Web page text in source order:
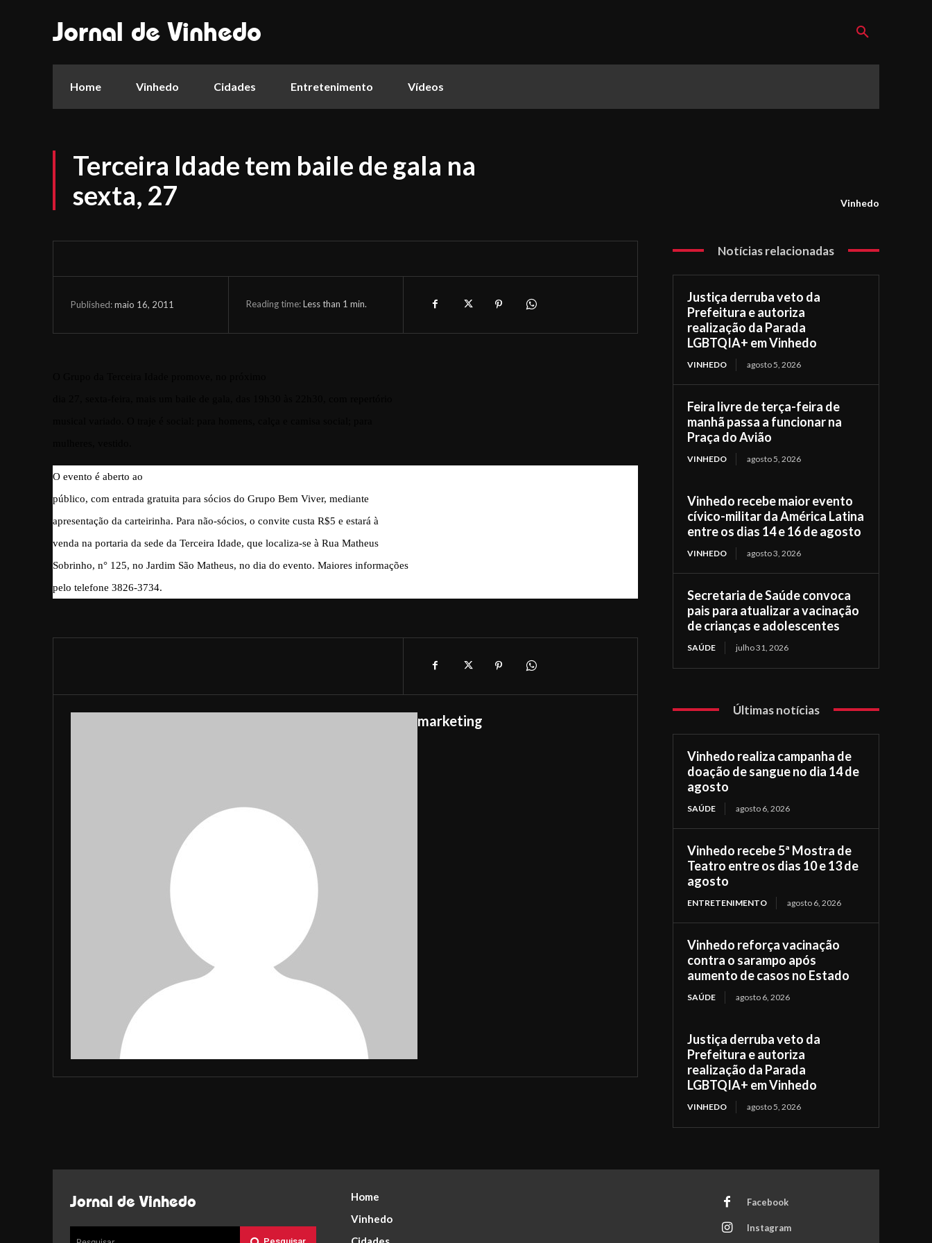
Jornal de Vinhedo
Home Vinhedo Cidades Entretenimento Vídeos
Terceira Idade tem baile de gala na
sexta, 27
Vinhedo
Published:maio 16, 2011 Reading time:Less than 1 min.
O evento é aberto ao
público, com entrada gratuita para sócios do Grupo Bem Viver, mediante
apresentação da carteirinha. Para não-sócios, o convite custa R$5 e estará à
venda na portaria da sede da Terceira Idade, que localiza-se à Rua Matheus
Sobrinho, n° 125, no Jardim São Matheus, no dia do evento. Maiores informações
pelo telefone 3826-3734.
marketing
Notícias relacionadas
Justiça derruba veto da
Prefeitura e autoriza
realização da Parada
LGBTQIA+ em Vinhedo
VINHEDO agosto 5, 2026
Feira livre de terça-feira de
manhã passa a funcionar na
Praça do Avião
VINHEDO agosto 5, 2026
Vinhedo recebe maior evento
cívico-militar da América Latina
entre os dias 14 e 16 de agosto
VINHEDO agosto 3, 2026
Secretaria de Saúde convoca
pais para atualizar a vacinação
de crianças e adolescentes
SAÚDE julho 31, 2026
Últimas notícias
Vinhedo realiza campanha de
doação de sangue no dia 14 de
agosto
SAÚDE agosto 6, 2026
Vinhedo recebe 5ª Mostra de
Teatro entre os dias 10 e 13 de
agosto
ENTRETENIMENTO agosto 6, 2026
Vinhedo reforça vacinação
contra o sarampo após
aumento de casos no Estado
SAÚDE agosto 6, 2026
Justiça derruba veto da
Prefeitura e autoriza
realização da Parada
LGBTQIA+ em Vinhedo
VINHEDO agosto 5, 2026
Jornal de Vinhedo
Home
Vinhedo
Facebook
Instagram